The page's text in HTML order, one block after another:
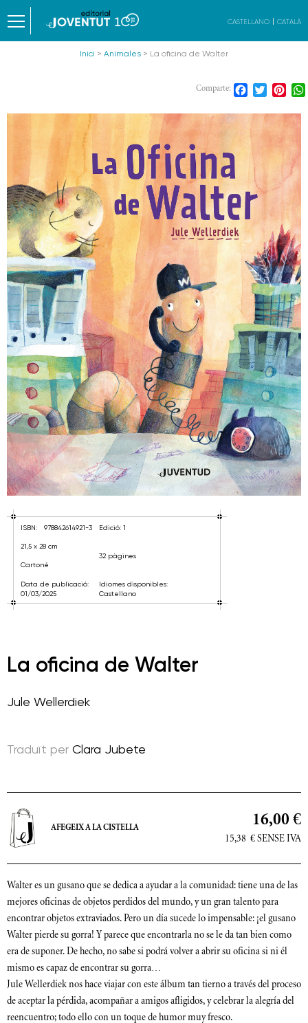
CASTELLANO CATALÀ
Inici > Animales > La oficina de Walter
Comparte: Facebook
Twitter
ISBN: 978842614921-3
21,5 x 28 cm
Cartoné
Data de publicació:
01/03/2025
Edició: 1
32 pàgines
Idiomes disponibles:
Castellano
La oficina de Walter
Jule Wellerdiek
Traduït per Clara Jubete
16,00 €
15,38 € SENSE IVA
AFEGEIX A LA CISTELLA
Walter es un gusano que se dedica a ayudar a la comunidad: tiene una de las
mejores oficinas de objetos perdidos del mundo, y un gran talento para
encontrar objetos extraviados. Pero un día sucede lo impensable: ¡el gusano
Walter pierde su gorra! Y parece que encontrarla no se le da tan bien como
era de suponer. De hecho, no sabe si podrá volver a abrir su oficina si ni él
mismo es capaz de encontrar su gorra…
Jule Wellerdiek nos hace viajar con este álbum tan tierno a través del proceso
de aceptar la pérdida, acompañar a amigos afligidos, y celebrar la alegría del
reencuentro; todo ello con un toque de humor muy fresco.